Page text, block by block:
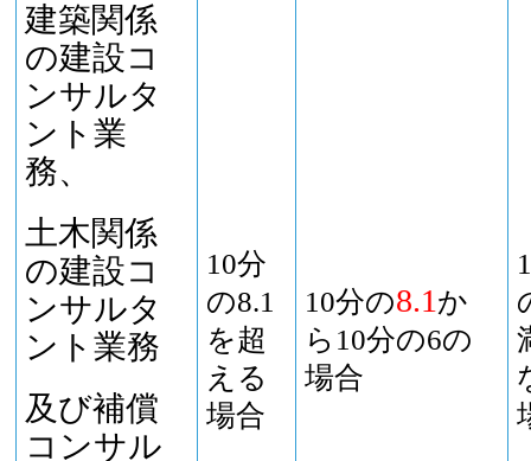
建築関係
の建設コ
ンサルタ
ント業
務、
土木関係
の建設コ
ンサルタ
ント業務
及び補償
コンサル
10分
の8.1
を超
える
場合
10分の8.1 か
ら10分の6の
場合